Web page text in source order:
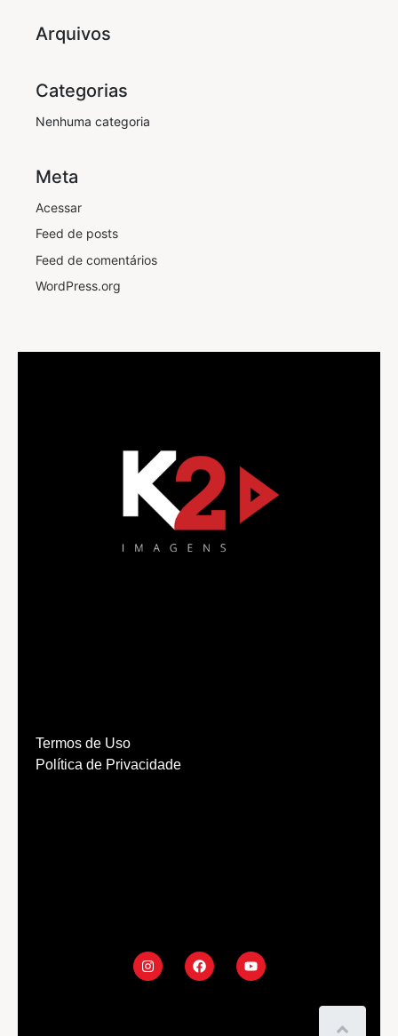
Arquivos
Categorias
Nenhuma categoria
Meta
Acessar
Feed de posts
Feed de comentários
WordPress.org
Termos de Uso
Política de Privacidade